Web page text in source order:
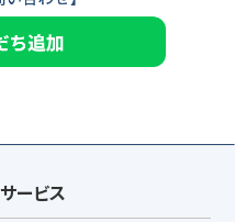
サービス